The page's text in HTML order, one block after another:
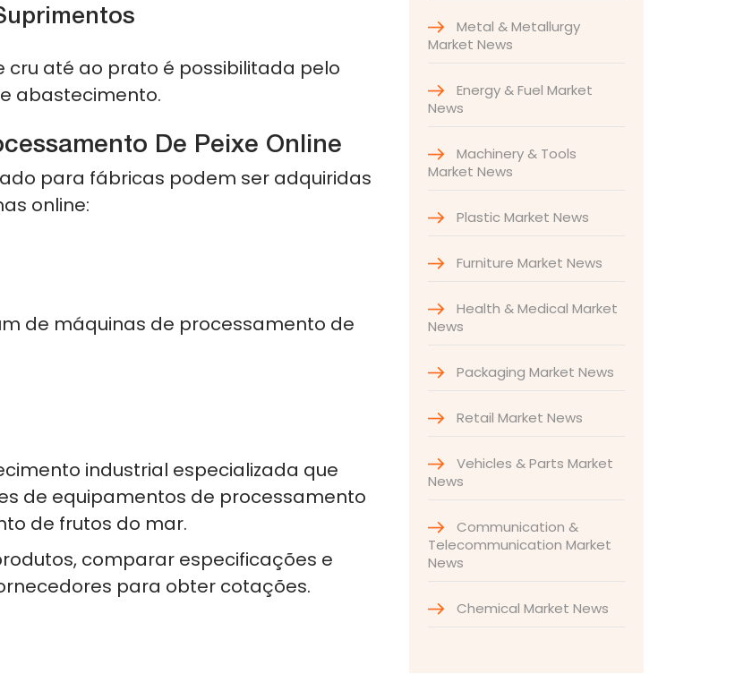
até ao prato é possibilitada pelo
abastecimento.
De Peixe Online
para fábricas podem ser adquiridas
online:
de máquinas de processamento de
industrial especializada que
de equipamentos de processamento
de frutos do mar.
comparar especificações e
para obter cotações.
Metal & Metallurgy
Market News
Energy & Fuel Market
News
Machinery & Tools
Market News
Plastic Market News
Furniture Market News
Health & Medical Market
News
Packaging Market News
Retail Market News
Vehicles & Parts Market
News
Communication &
Telecommunication Market
News
Chemical Market News